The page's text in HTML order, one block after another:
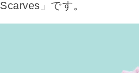
Scarves」です。